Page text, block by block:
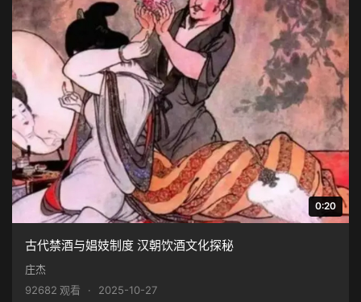
0:20
古代禁酒与娼妓制度 汉朝饮酒文化探秘
庄杰
92682 观看
· 2025-10-27